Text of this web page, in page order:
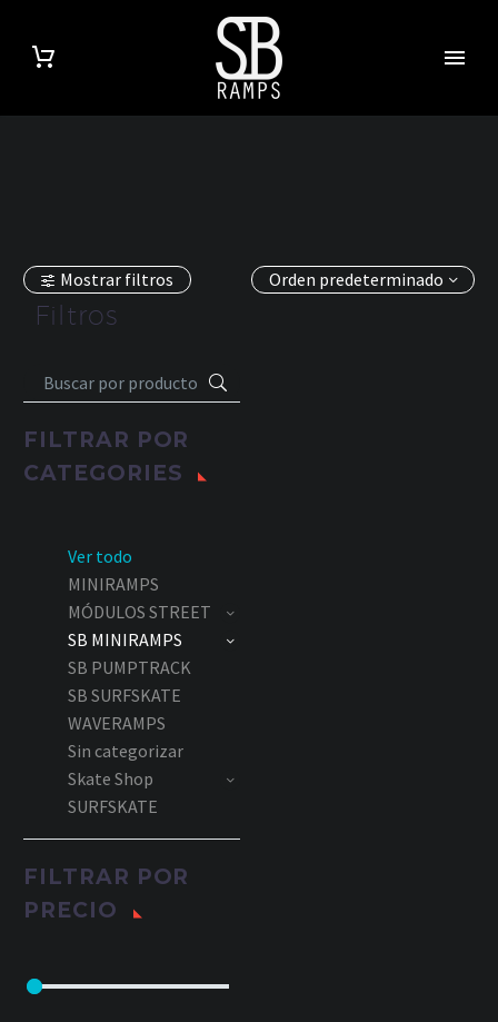
Mostrar filtros
Filtros
FILTRAR POR
CATEGORIES
Ver todo
MINIRAMPS
MÓDULOS STREET
SB MINIRAMPS
SB PUMPTRACK
SB SURFSKATE
WAVERAMPS
Sin categorizar
Skate Shop
SURFSKATE
FILTRAR POR
PRECIO
Orden predeterminado